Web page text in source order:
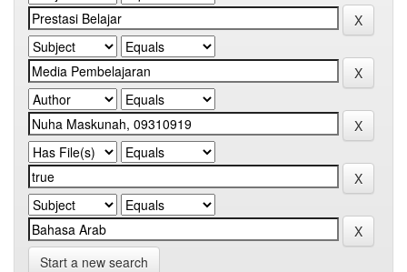
Start a new search